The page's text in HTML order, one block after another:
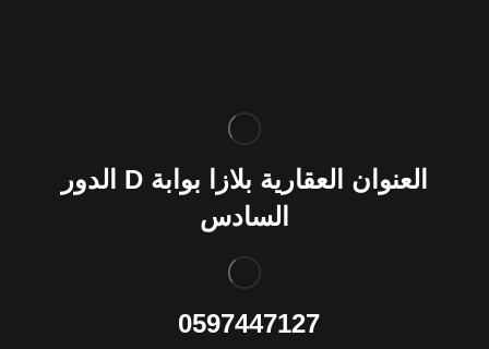
العنوان العقارية بلازا بوابة D الدور
السادس
0597447127